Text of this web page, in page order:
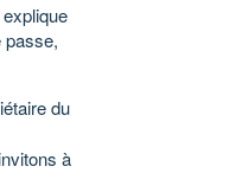
passe,
du
à